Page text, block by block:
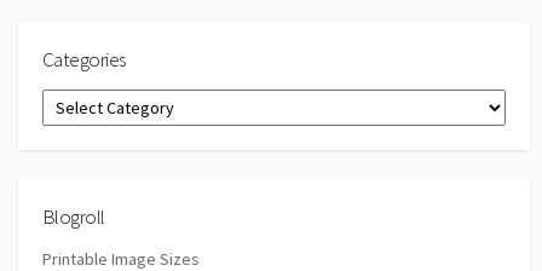
Categories
Categories
Blogroll
Printable Image Sizes